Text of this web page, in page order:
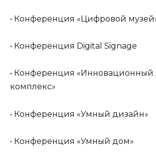
• Конференция «Цифровой
• Конференция Digital Signage
• Конференция
комплекс»
• Конференция «Умный дизайн»
• Конференция «Умный дом»